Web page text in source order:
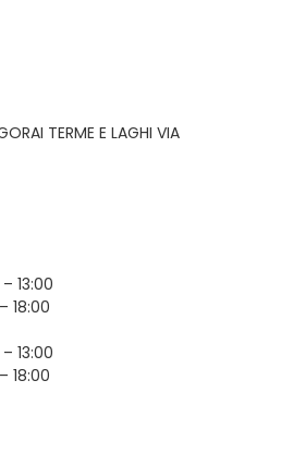
TERME E LAGHI VIA
13:00
18:00
13:00
18:00